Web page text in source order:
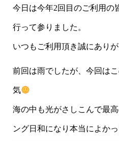
今日は今年2回目のご利用の
行って参りました。
いつもご利用頂き誠にあり
前回は雨でしたが、今回は
気
海の中も光がさしこんで最
ング日和になり本当によか